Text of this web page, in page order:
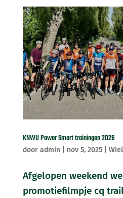
KNWU Power Smart trainingen 2026
door admin nov 5, 2025|
Afgelopen weekend
promotiefilmpje cq